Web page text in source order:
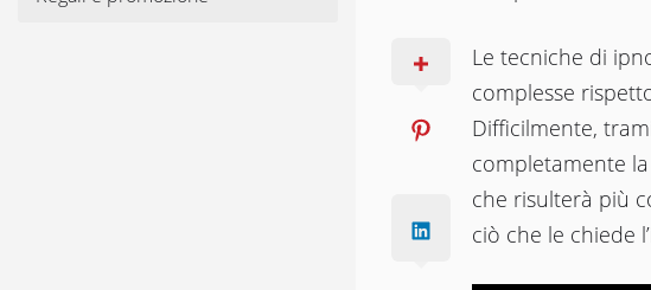
Le tecniche di
complesse
Difficilmente,
completamente
che risulterà più
ciò che le chiede